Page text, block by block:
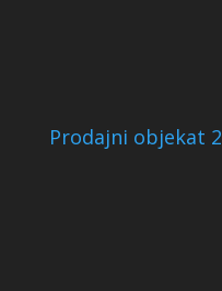
Prodajni objekat 2